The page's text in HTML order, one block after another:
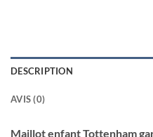
DESCRIPTION
AVIS (0)
Maillot enfant Tottenham